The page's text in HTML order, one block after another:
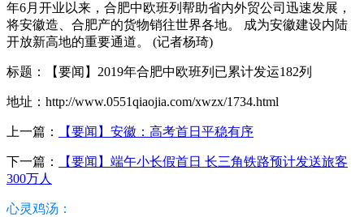
年6月开业以来，合肥中欧班列帮助省内外贸公司迅速发展，
将安徽造、合肥产的货物销往世界各地。 成为安徽建设内陆
开放新高地的重要通道。 (记者杨琦)
标题：【要闻】2019年合肥中欧班列已累计发运182列
地址：http://www.0551qiaojia.com/xwzx/1734.html
上一篇： 【要闻】安徽：高考首日平稳有序
下一篇：
【要闻】端午小长假首日 长三角铁路预计发送旅客
300万人
心灵鸡汤：